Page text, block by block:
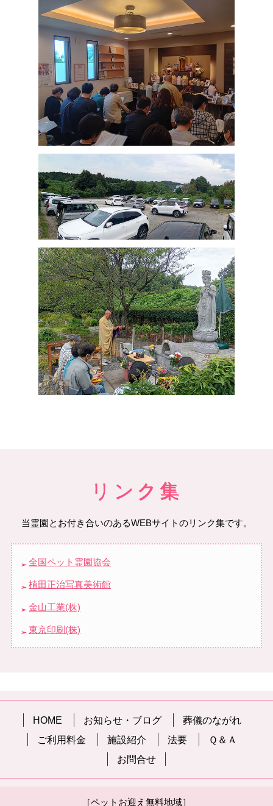
リンク集
当霊園とお付き合いのあるWEBサイトのリンク集です。
全国ペット霊園協会
植田正治写真美術館
金山工業(株)
東京印刷(株)
HOME お知らせ・ブログ
葬儀のながれ
ご利用料金
施設紹介 法要
Ｑ＆Ａ
お問合せ
［ペットお迎え無料地域］